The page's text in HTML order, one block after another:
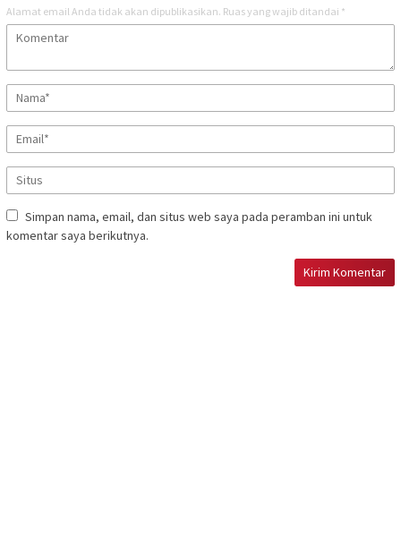
Alamat email Anda tidak akan dipublikasikan. Ruas yang wajib ditandai *
Simpan nama, email, dan situs web saya pada peramban ini untuk
komentar saya berikutnya.